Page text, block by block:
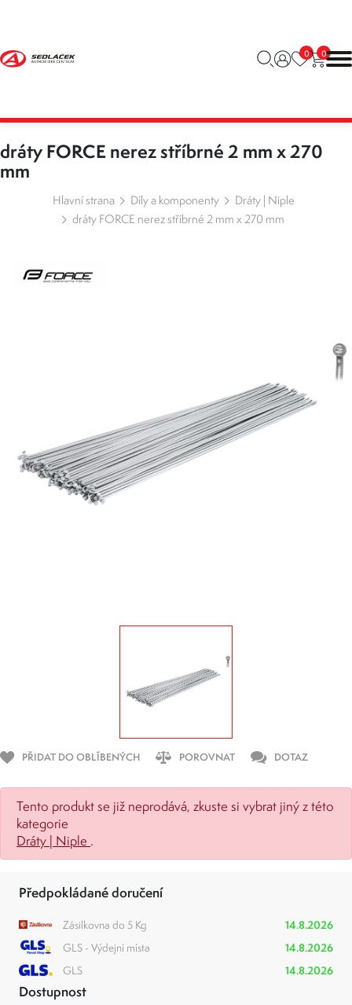
0 0
dráty FORCE nerez stříbrné 2 mm x 270
mm
Hlavní strana Díly a komponenty
Dráty | Niple
dráty FORCE nerez stříbrné 2 mm x 270 mm
PŘIDAT DO OBLÍBENÝCH POROVNAT DOTAZ
Tento produkt se již neprodává, zkuste si vybrat jiný z této
kategorie
Dráty | Niple .
Předpokládané doručení
Zásilkovna do 5 Kg
14.8.2026
GLS - Výdejní místa
14.8.2026
GLS
14.8.2026
Dostupnost